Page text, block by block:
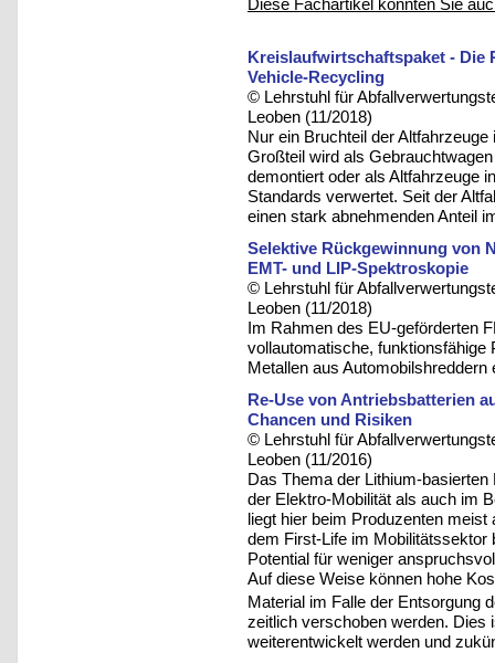
Diese Fachartikel könnten Sie
Kreislaufwirtschaftspaket - Die
Vehicle-Recycling
© Lehrstuhl für
Leoben (11/2018)
Nur ein Bruchteil der
Großteil wird als
demontiert oder als Altfahrzeuge
Standards verwertet. Seit der
einen stark abnehmenden Anteil
Selektive Rückgewinnung von
EMT- und LIP-Spektroskopie
© Lehrstuhl für
Leoben (11/2018)
Im Rahmen des EU-geförderten
vollautomatische,
Metallen aus Automobilshreddern
Re-Use von Antriebsbatterien
Chancen und Risiken
© Lehrstuhl für
Leoben (11/2016)
Das Thema der Lithium-
der Elektro-Mobilität als auch im
liegt hier beim Produzenten
dem First-Life im Mobilitätssektor
Potential für weniger
Auf diese Weise können hohe
Material im Falle der Entsorgung
zeitlich verschoben werden. Dies
weiterentwickelt werden und